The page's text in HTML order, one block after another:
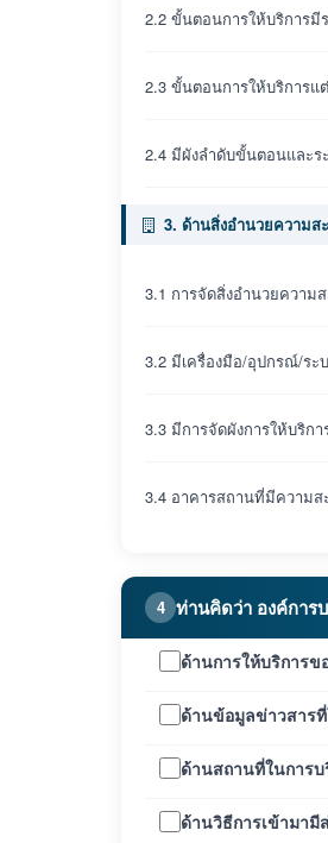
2.2 ขั้นตอนการให้บริการ
2.3 ขั้นตอนการให้บริการแ
2.4 มีผังลำดับขั้นตอนและร
3. ด้านสิ่งอำนวยความส
3.1 การจัดสิ่งอำนวยความ
3.2 มีเครื่องมือ/อุปกรณ์/ระ
3.3 มีการจัดผังการให้บริก
3.4 อาคารสถานที่มีความ
4 ท่านคิดว่า องค์การ
ด้านการให้บริการข
ด้านข้อมูลข่าวสาร
ด้านสถานที่ในการ
ด้านวิธีการเข้ามา